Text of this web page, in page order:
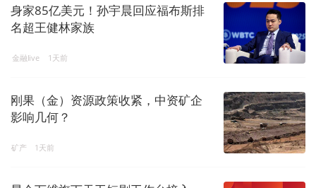
身家85亿美元！孙宇晨回应福布斯排
名超王健林家族
金融live 1天前
刚果（金）资源政策收紧，中资矿企
影响几何？
矿产 1天前